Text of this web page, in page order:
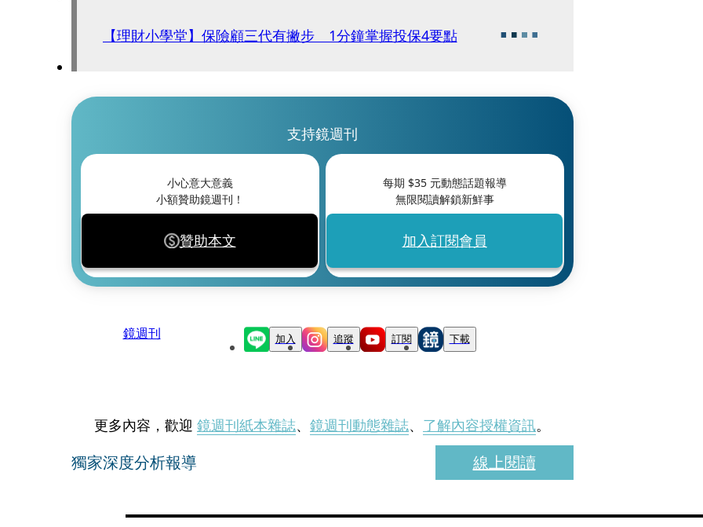
【理財小學堂】保險顧三代有撇步 1分鐘掌握投保4要點
支持鏡週刊
小心意大意義
小額贊助鏡週刊！
贊助本文
每期 $35元動態話題報導
無限閱讀解鎖新鮮事
加入訂閱會員
鏡週刊 加入 追蹤 訂閱 下載
更多內容，歡迎 鏡週刊紙本雜誌、 鏡週刊動態雜誌、 了解內容授權資訊。
獨家深度分析報導 線上閱讀